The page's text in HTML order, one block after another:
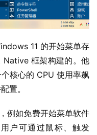
11 的开始菜单存
Native 框架构建的。他
核心的 CPU 使用率飙
置。
例如免费开始菜单软件
户可通过鼠标、触发